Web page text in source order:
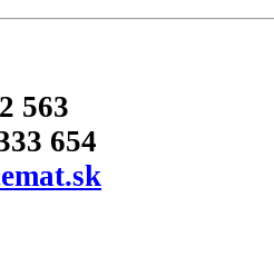
563
654